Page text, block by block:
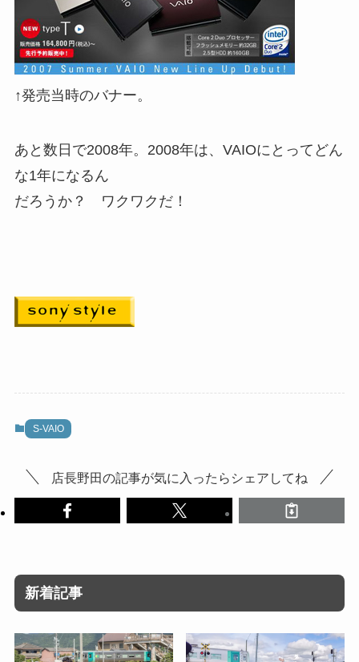
↑発売当時のバナー。
あと数日で2008年。2008年は、VAIOにとってどん
な1年になるん
だろうか？ ワクワクだ！
S-VAIO
店長野田の記事が気に入ったらシェアしてね
新着記事